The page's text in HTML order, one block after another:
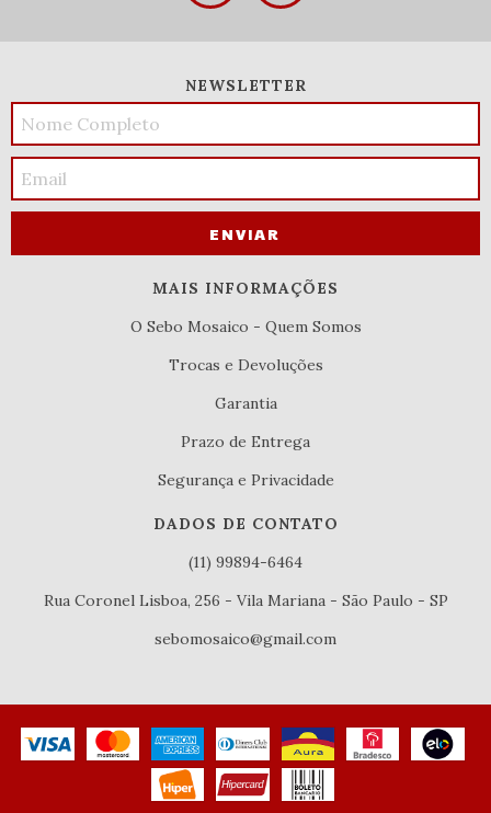
NEWSLETTER
MAIS INFORMAÇÕES
O Sebo Mosaico - Quem Somos
Trocas e Devoluções
Garantia
Prazo de Entrega
Segurança e Privacidade
DADOS DE CONTATO
(11) 99894-6464
Rua Coronel Lisboa, 256 - Vila Mariana - São Paulo - SP
sebomosaico@gmail.com